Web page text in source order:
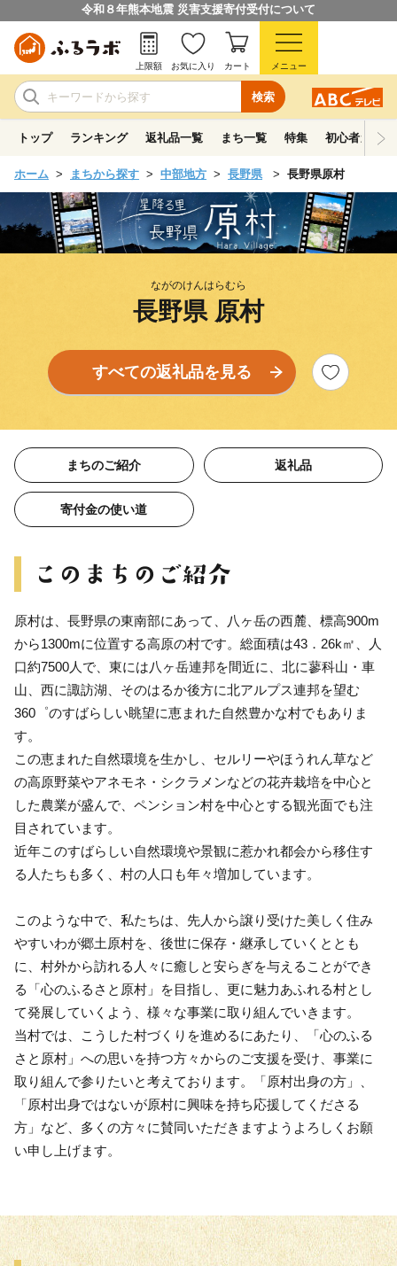
令和８年熊本地震 災害支援寄付受付について
検索
上限額 お気に入り カート メニュー
トップ ランキング 返礼品一覧 まち一覧 特集 初心者ガイド
ホーム まちから探す 中部地方 長野県 長野県原村
ながのけんはらむら
長野県 原村
すべての返礼品を見る
まちのご紹介 返礼品
寄付金の使い道
原村は、長野県の東南部にあって、八ヶ岳の西麓、標高900m
から1300mに位置する高原の村です。総面積は43．26k㎡、人
口約7500人で、東には八ヶ岳連邦を間近に、北に蓼科山・車
山、西に諏訪湖、そのはるか後方に北アルプス連邦を望む
360゜のすばらしい眺望に恵まれた自然豊かな村でもありま
す。
この恵まれた自然環境を生かし、セルリーやほうれん草など
の高原野菜やアネモネ・シクラメンなどの花卉栽培を中心と
した農業が盛んで、ペンション村を中心とする観光面でも注
目されています。
近年このすばらしい自然環境や景観に惹かれ都会から移住す
る人たちも多く、村の人口も年々増加しています。
このような中で、私たちは、先人から譲り受けた美しく住み
やすいわが郷土原村を、後世に保存・継承していくととも
に、村外から訪れる人々に癒しと安らぎを与えることができ
る「心のふるさと原村」を目指し、更に魅力あふれる村とし
て発展していくよう、様々な事業に取り組んでいきます。
当村では、こうした村づくりを進めるにあたり、「心のふる
さと原村」への思いを持つ方々からのご支援を受け、事業に
取り組んで参りたいと考えております。「原村出身の方」、
「原村出身ではないが原村に興味を持ち応援してくださる
方」など、多くの方々に賛同いただきますようよろしくお願
い申し上げます。